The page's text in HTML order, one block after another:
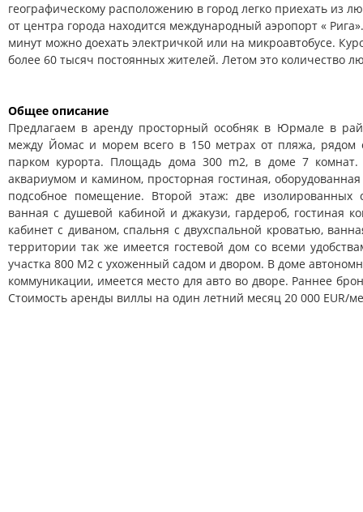
географическому расположению в город легко приехать из
от центра города находится международный аэропорт «
минут можно доехать электричкой или на микроавтобусе.
более 60 тысяч постоянных жителей. Летом это количество
Общее описание
Предлагаем в аренду просторный особняк в Юрмале в
между Йомас и морем всего в 150 метрах от пляжа,
парком курорта. Площадь дома 300 m2, в доме 7
аквариумом и камином, просторная гостиная,
подсобное помещение. Второй этаж: две изолированных
ванная с душевой кабиной и джакузи, гардероб, гостиная
кабинет с диваном, спальня с двухспальной кроватью,
территории так же имеется гостевой дом со всеми
участка 800 M2 c ухоженный садом и двором. В доме
коммуникации, имеется место для авто во дворе. Раннее
Стоимость аренды виллы на один летний месяц 20 000 EUR/